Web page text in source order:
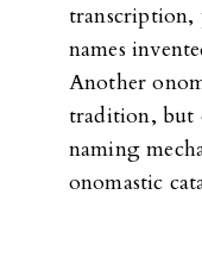
names
Another
tradition, but
naming
onomastic